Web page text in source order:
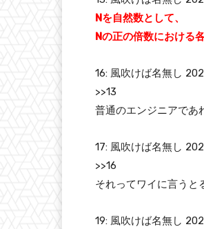
Nを自然数として、
Nの正の倍数における
16: 風吹けば名無し
>>13
普通のエンジニアであ
17: 風吹けば名無し
>>16
それってワイに言うと
19: 風吹けば名無し